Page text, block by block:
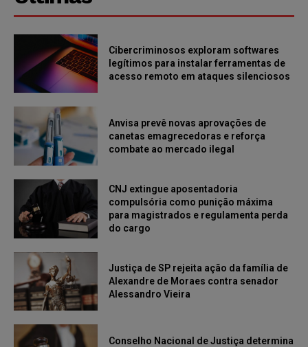
Cibercriminosos exploram softwares
legítimos para instalar ferramentas de
acesso remoto em ataques silenciosos
Anvisa prevê novas aprovações de
canetas emagrecedoras e reforça
combate ao mercado ilegal
CNJ extingue aposentadoria
compulsória como punição máxima
para magistrados e regulamenta perda
do cargo
Justiça de SP rejeita ação da família de
Alexandre de Moraes contra senador
Alessandro Vieira
Conselho Nacional de Justiça determina